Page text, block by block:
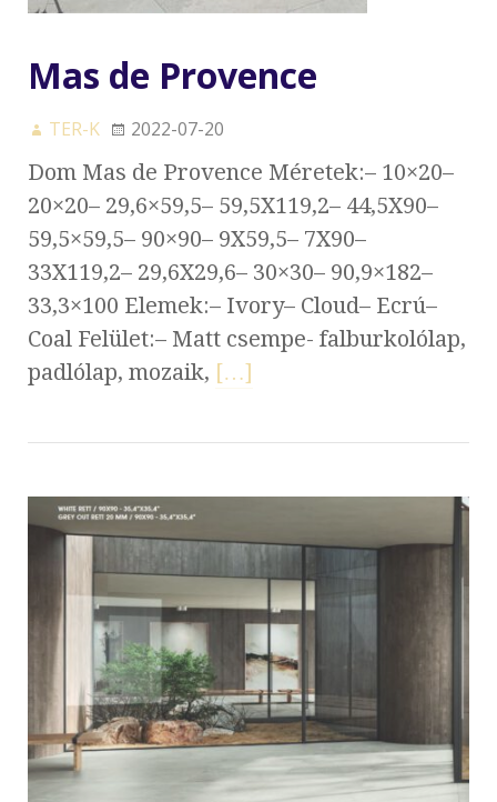
Mas de Provence
TER-K 2022-07-20
Dom Mas de Provence Méretek:– 10×20–
20×20– 29,6×59,5– 59,5X119,2– 44,5X90–
59,5×59,5– 90×90– 9X59,5– 7X90–
33X119,2– 29,6X29,6– 30×30– 90,9×182–
33,3×100 Elemek:– Ivory– Cloud– Ecrú–
Coal Felület:– Matt csempe- falburkolólap,
padlólap, mozaik, […]